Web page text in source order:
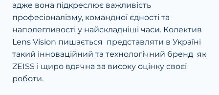
адже вона підкреслює важливість
професіоналізму, командної єдності та
наполегливості у найскладніші часи. Колектив
Lens Vision пишається представляти в Україні
такий інноваційний та технологічний бренд як
ZEISS і щиро вдячна за високу оцінку своєї
роботи.